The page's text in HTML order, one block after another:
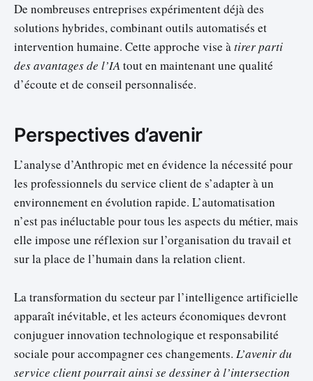
De nombreuses entreprises expérimentent déjà des
solutions hybrides, combinant outils automatisés et
intervention humaine. Cette approche vise àtirer parti
des avantages de l’IAtout en maintenant une qualité
d’écoute et de conseil personnalisée.
Perspectives d’avenir
L’analyse d’Anthropic met en évidence la nécessité pour
les professionnels du service client de s’adapter à un
environnement en évolution rapide. L’automatisation
n’est pas inéluctable pour tous les aspects du métier, mais
elle impose une réflexion sur l’organisation du travail et
sur la place de l’humain dans la relation client.
La transformation du secteur par l’intelligence artificielle
apparaît inévitable, et les acteurs économiques devront
conjuguer innovation technologique et responsabilité
sociale pour accompagner ces changements. L’avenir du
service client pourrait ainsi se dessiner à l’intersection